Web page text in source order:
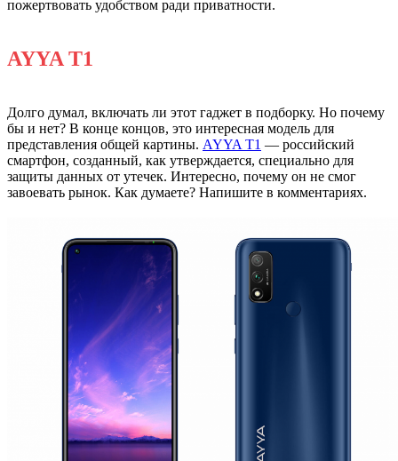
пожертвовать удобством ради приватности.
AYYA T1
Долго думал, включать ли этот гаджет в подборку. Но почему
бы и нет? В конце концов, это интересная модель для
представления общей картины. AYYA T1 — российский
смартфон, созданный, как утверждается, специально для
защиты данных от утечек. Интересно, почему он не смог
завоевать рынок. Как думаете? Напишите в комментариях.